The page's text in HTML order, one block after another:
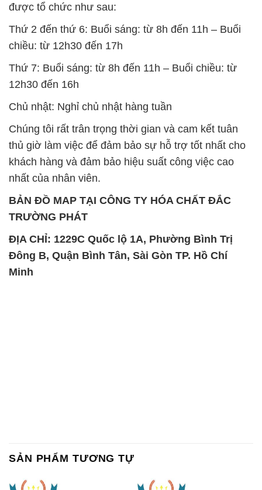
được tổ chức như sau:
Thứ 2 đến thứ 6: Buổi sáng: từ 8h đến 11h – Buổi
chiều: từ 12h30 đến 17h
Thứ 7: Buổi sáng: từ 8h đến 11h – Buổi chiều: từ
12h30 đến 16h
Chủ nhật: Nghỉ chủ nhật hàng tuần
Chúng tôi rất trân trọng thời gian và cam kết tuân
thủ giờ làm việc để đảm bảo sự hỗ trợ tốt nhất cho
khách hàng và đảm bảo hiệu suất công việc cao
nhất của nhân viên.
BẢN ĐỒ MAP TẠI CÔNG TY HÓA CHẤT ĐẮC
TRƯỜNG PHÁT
ĐỊA CHỈ: 1229C Quốc lộ 1A, Phường Bình Trị
Đông B, Quận Bình Tân, Sài Gòn TP. Hồ Chí
Minh
SẢN PHẨM TƯƠNG TỰ